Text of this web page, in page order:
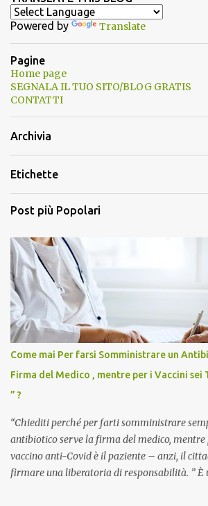
Powered by Translate
Pagine
Home page
SEGNALA IL TUO SITO/BLOG GRATIS
CONTATTI
Archivia
Etichette
Post più Popolari
Come mai Per farsi Somministrare un
Firma del Medico , mentre per i Vaccini sei
” ?
“Chiediti perché per farti somministrare
antibiotico serve la firma del medico,
vaccino anti-Covid è il paziente – anzi, il
firmare una liberatoria di responsabilità. ” È